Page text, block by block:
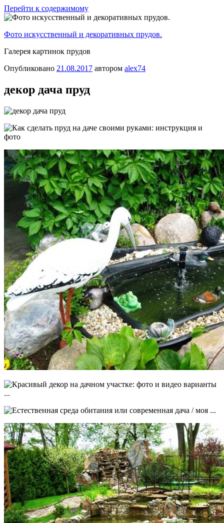
Перейти к содержимому
Фото искусственный и декоративных прудов.
Галерея картинок прудов
Опубликовано 21.08.2017 автором alex74
декор дача пруд